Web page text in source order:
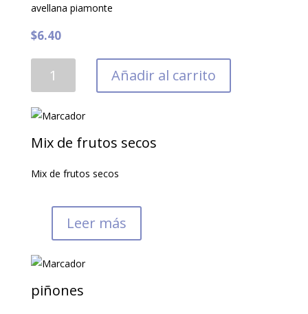
avellana piamonte
$6.40
piemonte
DOP
cantidad
Añadir al carrito
Mix de frutos secos
Mix de frutos secos
Leer más
piñones